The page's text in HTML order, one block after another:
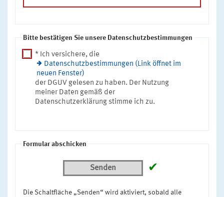
Bitte bestätigen Sie unsere Datenschutzbestimmungen
* Ich versichere, die
Datenschutzbestimmungen (Link öffnet im
neuen Fenster)
der DGUV gelesen zu haben. Der Nutzung
meiner Daten gemäß der
Datenschutzerklärung stimme ich zu.
Formular abschicken
Senden ✔
Die Schaltfläche „Senden“ wird aktiviert, sobald alle